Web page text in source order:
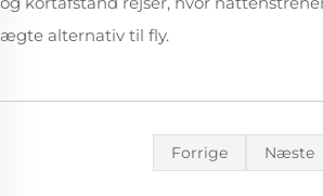
ægte alternativ til fly.
Forrige Næste